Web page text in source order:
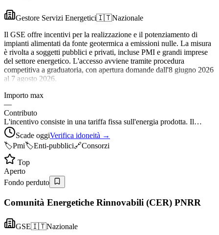
Gestore Servizi Energetici🇮🇹Nazionale
Il GSE offre incentivi per la realizzazione e il potenziamento di
impianti alimentati da fonte geotermica a emissioni nulle. La misura
è rivolta a soggetti pubblici e privati, incluse PMI e grandi imprese
del settore energetico. L'accesso avviene tramite procedura
competitiva a graduatoria, con apertura domande dall'8 giugno 2026
al 7 agosto 2026.
Importo max
—
Contributo
L'incentivo consiste in una tariffa fissa sull'energia prodotta. Il…
Scade oggiVerifica idoneità →
🏷️Pmi🏷️Enti-pubblici🔗Consorzi
Top
Aperto
Fondo perduto
Comunità Energetiche Rinnovabili (CER) PNRR
GSE🇮🇹Nazionale